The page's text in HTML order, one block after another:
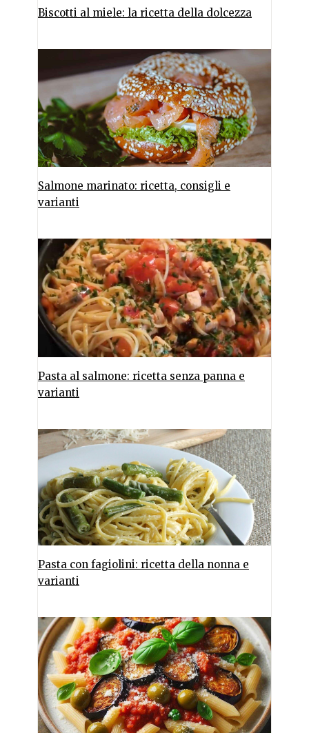
Biscotti al miele: la ricetta della dolcezza
Salmone marinato: ricetta, consigli e
varianti
Pasta al salmone: ricetta senza panna e
varianti
Pasta con fagiolini: ricetta della nonna e
varianti